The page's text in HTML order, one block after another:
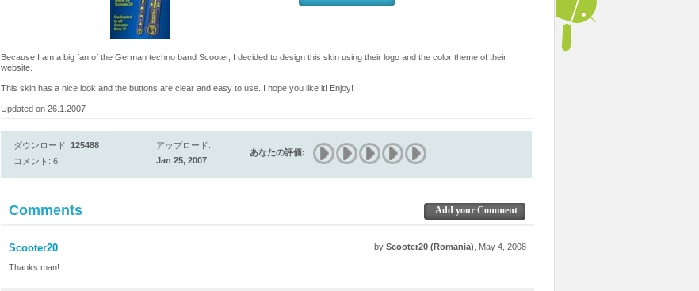
Because I am a big fan of the German techno band Scooter, I decided to design this skin using their logo and the color theme of their
website.
This skin has a nice look and the buttons are clear and easy to use. I hope you like it! Enjoy!
Updated on 26.1.2007
ダウンロード: 125488
コメント: 6
アップロード:
Jan 25, 2007
あなたの評価:
Comments Add your Comment
Scooter20 by Scooter20 (Romania) , May 4, 2008
Thanks man!